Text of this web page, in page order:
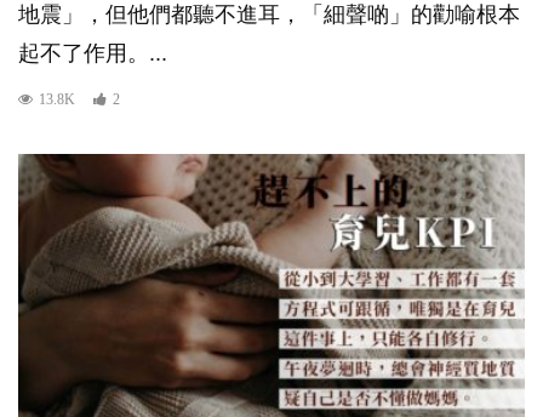
地震」，但他們都聽不進耳，「細聲啲」的勸喻根本
起不了作用。...
13.8K 2